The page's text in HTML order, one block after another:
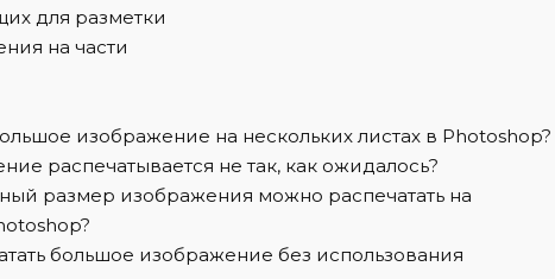
для разметки
на части
изображение на нескольких листах в Photoshop?
распечатывается не так, как ожидалось?
размер изображения можно распечатать на
большое изображение без использования